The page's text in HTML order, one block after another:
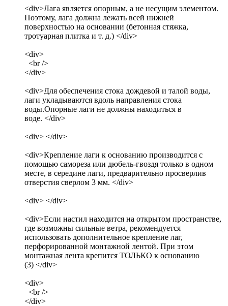
<div>Лага является опорным, а не несущим элементом.
Поэтому, лага должна лежать всей нижней
поверхностью на основании (бетонная стяжка,
тротуарная плитка и т. д.) </div>
<div>
<br />
</div>
<div>Для обеспечения стока дождевой и талой воды,
лаги укладываются вдоль направления стока
воды.Опорные лаги не должны находиться в
воде. </div>
<div> </div>
<div>Крепление лаги к основанию производится с
помощью самореза или дюбель-гвоздя только в одном
месте, в середине лаги, предварительно просверлив
отверстия сверлом 3 мм. </div>
<div> </div>
<div>Если настил находится на открытом пространстве,
где возможны сильные ветра, рекомендуется
использовать дополнительное крепление лаг,
перфорированной монтажной лентой. При этом
монтажная лента крепится ТОЛЬКО к основанию
(3) </div>
<div>
<br />
</div>